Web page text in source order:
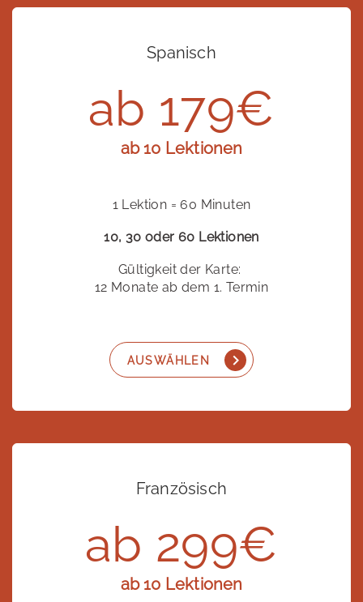
Spanisch
ab 179€
ab 10 Lektionen
1 Lektion = 60 Minuten
10, 30 oder 60 Lektionen
Gültigkeit der Karte:
12 Monate ab dem 1. Termin
AUSWÄHLEN
Französisch
ab 299€
ab 10 Lektionen